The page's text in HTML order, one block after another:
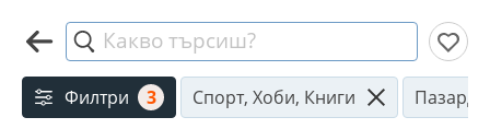
Какво търсиш?
Филтри 3 Спорт, Хоби, Книги